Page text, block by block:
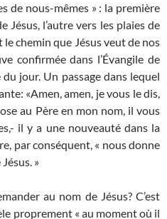
de nous-mêmes » : la première
Jésus, l’autre vers les plaies de
chemin que Jésus veut de nos
confirmée dans l’Évangile de
jour. Un passage dans lequel
«Amen, amen, je vous le dis,
au Père en mon nom, il vous
il y a une nouveauté dans la
par conséquent, « nous donne
»
au nom de Jésus? C’est
proprement « au moment où il